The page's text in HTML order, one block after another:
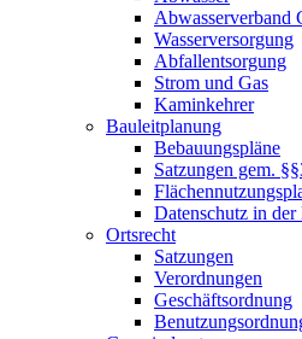
Abwasserverband
Wasserversorgung
Abfallentsorgung
Strom und Gas
Kaminkehrer
Bauleitplanung
Bebauungspläne
Satzungen gem.
Datenschutz in
Ortsrecht
Satzungen
Verordnungen
Geschäftsordnung